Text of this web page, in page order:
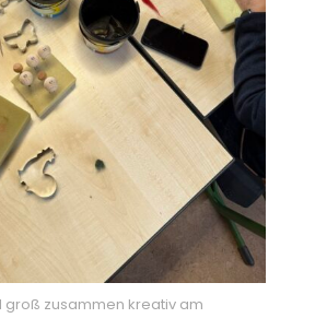
groß zusammen kreativ am